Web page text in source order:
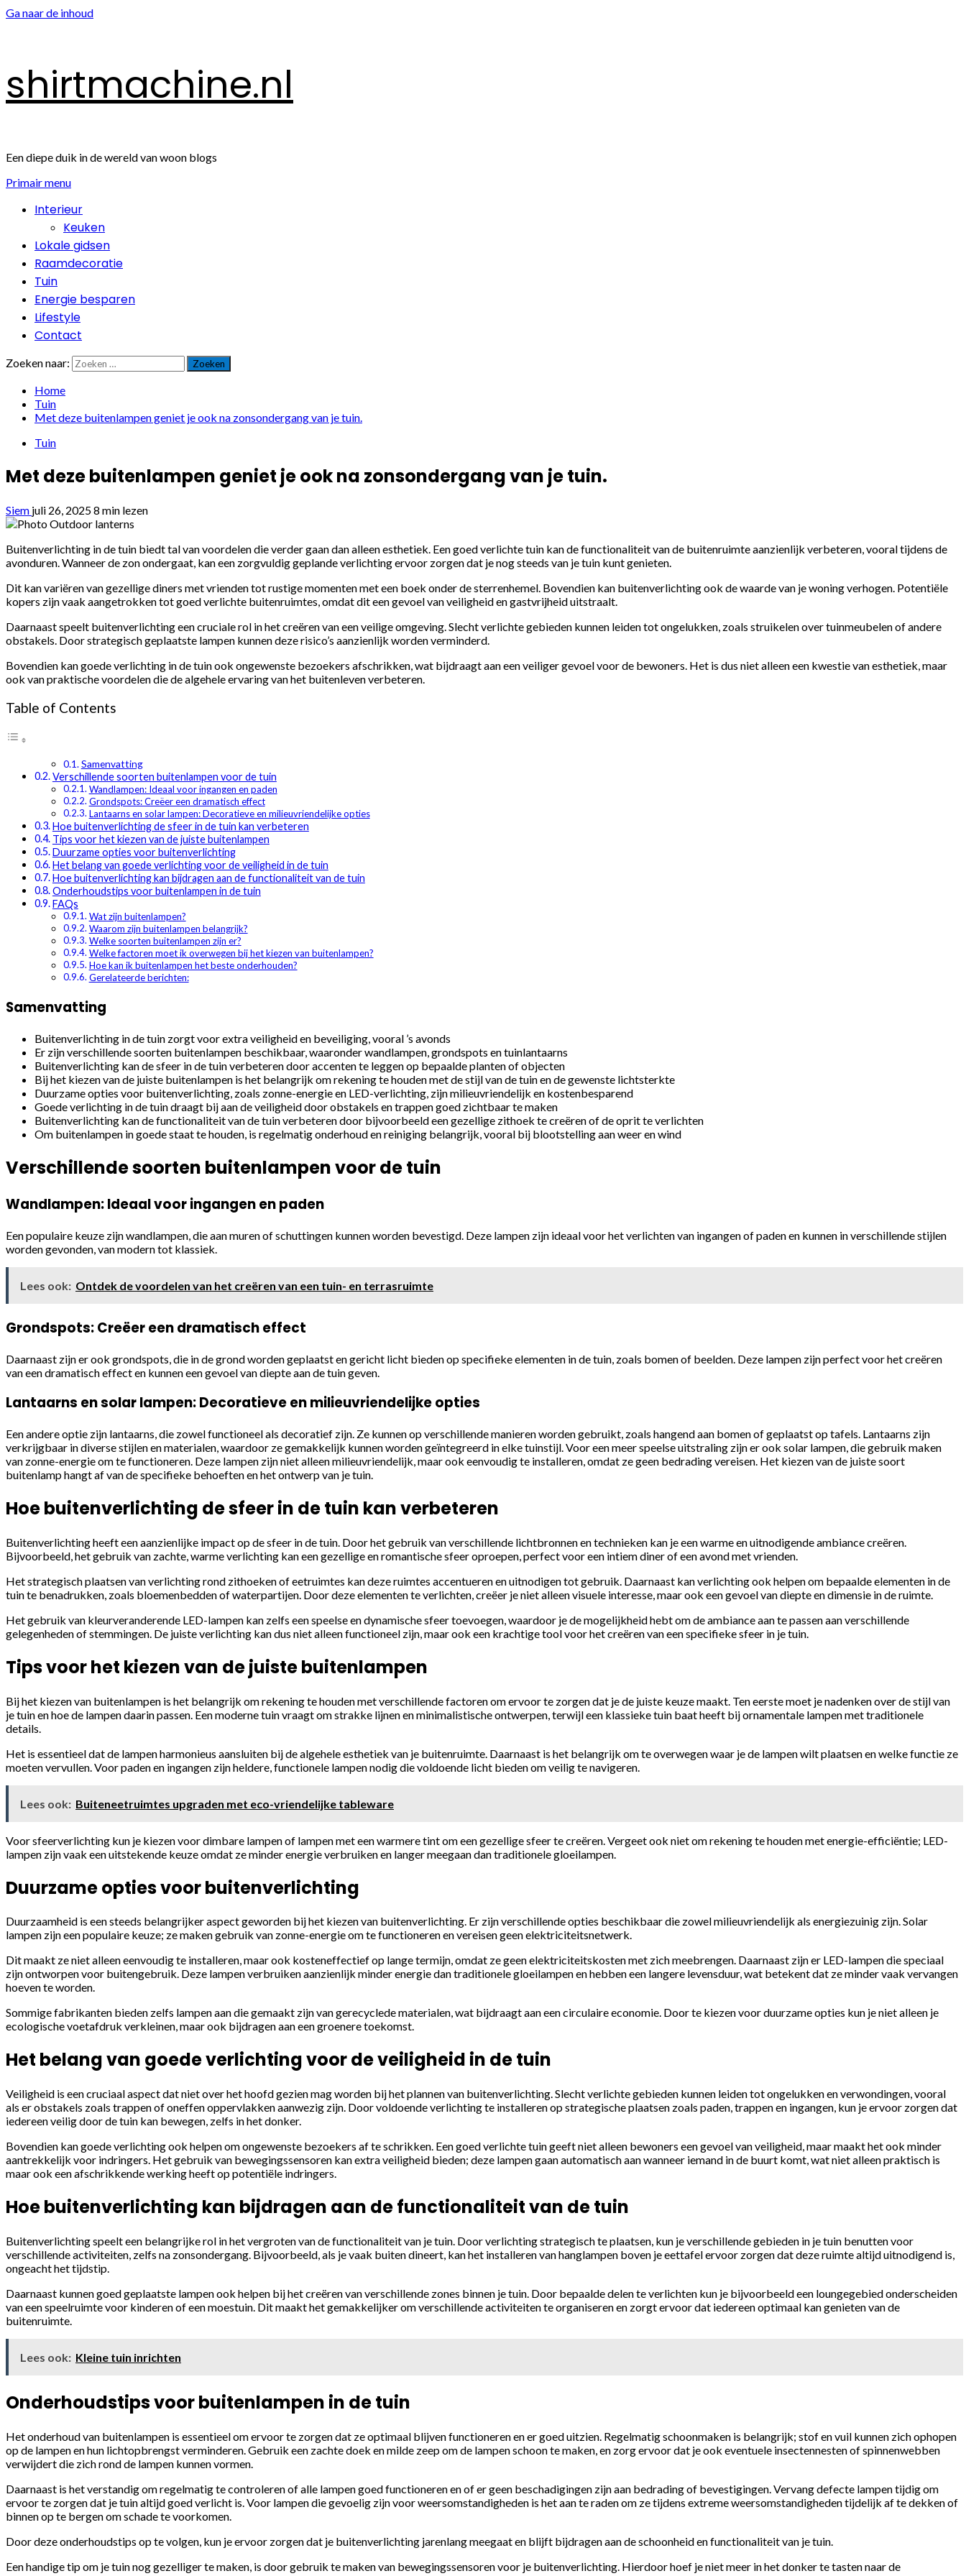
Ga naar de inhoud
shirtmachine.nl
Een diepe duik in de wereld van woon blogs
Primair menu
Interieur
Keuken
Lokale gidsen
Raamdecoratie
Tuin
Energie besparen
Lifestyle
Contact
Zoeken naar:
Home
Tuin
Met deze buitenlampen geniet je ook na zonsondergang van je tuin.
Tuin
Met deze buitenlampen geniet je ook na zonsondergang van je tuin.
Siem juli 26, 20258 min lezen
Buitenverlichting in de tuin biedt tal van voordelen die verder gaan dan alleen esthetiek. Een goed verlichte tuin kan de functionaliteit van de buitenruimte aanzienlijk verbeteren, vooral tijdens de
avonduren. Wanneer de zon ondergaat, kan een zorgvuldig geplande verlichting ervoor zorgen dat je nog steeds van je tuin kunt genieten.
Dit kan variëren van gezellige diners met vrienden tot rustige momenten met een boek onder de sterrenhemel. Bovendien kan buitenverlichting ook de waarde van je woning verhogen. Potentiële
kopers zijn vaak aangetrokken tot goed verlichte buitenruimtes, omdat dit een gevoel van veiligheid en gastvrijheid uitstraalt.
Daarnaast speelt buitenverlichting een cruciale rol in het creëren van een veilige omgeving. Slecht verlichte gebieden kunnen leiden tot ongelukken, zoals struikelen over tuinmeubelen of andere
obstakels. Door strategisch geplaatste lampen kunnen deze risico’s aanzienlijk worden verminderd.
Bovendien kan goede verlichting in de tuin ook ongewenste bezoekers afschrikken, wat bijdraagt aan een veiliger gevoel voor de bewoners. Het is dus niet alleen een kwestie van esthetiek, maar
ook van praktische voordelen die de algehele ervaring van het buitenleven verbeteren.
Table of Contents
Samenvatting
Verschillende soorten buitenlampen voor de tuin
Wandlampen: Ideaal voor ingangen en paden
Grondspots: Creëer een dramatisch effect
Lantaarns en solar lampen: Decoratieve en milieuvriendelijke opties
Hoe buitenverlichting de sfeer in de tuin kan verbeteren
Tips voor het kiezen van de juiste buitenlampen
Duurzame opties voor buitenverlichting
Het belang van goede verlichting voor de veiligheid in de tuin
Hoe buitenverlichting kan bijdragen aan de functionaliteit van de tuin
Onderhoudstips voor buitenlampen in de tuin
FAQs
Wat zijn buitenlampen?
Waarom zijn buitenlampen belangrijk?
Welke soorten buitenlampen zijn er?
Welke factoren moet ik overwegen bij het kiezen van buitenlampen?
Hoe kan ik buitenlampen het beste onderhouden?
Gerelateerde berichten:
Samenvatting
Buitenverlichting in de tuin zorgt voor extra veiligheid en beveiliging, vooral ’s avonds
Er zijn verschillende soorten buitenlampen beschikbaar, waaronder wandlampen, grondspots en tuinlantaarns
Buitenverlichting kan de sfeer in de tuin verbeteren door accenten te leggen op bepaalde planten of objecten
Bij het kiezen van de juiste buitenlampen is het belangrijk om rekening te houden met de stijl van de tuin en de gewenste lichtsterkte
Duurzame opties voor buitenverlichting, zoals zonne-energie en LED-verlichting, zijn milieuvriendelijk en kostenbesparend
Goede verlichting in de tuin draagt bij aan de veiligheid door obstakels en trappen goed zichtbaar te maken
Buitenverlichting kan de functionaliteit van de tuin verbeteren door bijvoorbeeld een gezellige zithoek te creëren of de oprit te verlichten
Om buitenlampen in goede staat te houden, is regelmatig onderhoud en reiniging belangrijk, vooral bij blootstelling aan weer en wind
Verschillende soorten buitenlampen voor de tuin
Wandlampen: Ideaal voor ingangen en paden
Een populaire keuze zijn wandlampen, die aan muren of schuttingen kunnen worden bevestigd. Deze lampen zijn ideaal voor het verlichten van ingangen of paden en kunnen in verschillende stijlen
worden gevonden, van modern tot klassiek.
Lees ook: Ontdek de voordelen van het creëren van een tuin- en terrasruimte
Grondspots: Creëer een dramatisch effect
Daarnaast zijn er ook grondspots, die in de grond worden geplaatst en gericht licht bieden op specifieke elementen in de tuin, zoals bomen of beelden. Deze lampen zijn perfect voor het creëren
van een dramatisch effect en kunnen een gevoel van diepte aan de tuin geven.
Lantaarns en solar lampen: Decoratieve en milieuvriendelijke opties
Een andere optie zijn lantaarns, die zowel functioneel als decoratief zijn. Ze kunnen op verschillende manieren worden gebruikt, zoals hangend aan bomen of geplaatst op tafels. Lantaarns zijn
verkrijgbaar in diverse stijlen en materialen, waardoor ze gemakkelijk kunnen worden geïntegreerd in elke tuinstijl. Voor een meer speelse uitstraling zijn er ook solar lampen, die gebruik maken
van zonne-energie om te functioneren. Deze lampen zijn niet alleen milieuvriendelijk, maar ook eenvoudig te installeren, omdat ze geen bedrading vereisen. Het kiezen van de juiste soort
buitenlamp hangt af van de specifieke behoeften en het ontwerp van je tuin.
Hoe buitenverlichting de sfeer in de tuin kan verbeteren
Buitenverlichting heeft een aanzienlijke impact op de sfeer in de tuin. Door het gebruik van verschillende lichtbronnen en technieken kan je een warme en uitnodigende ambiance creëren.
Bijvoorbeeld, het gebruik van zachte, warme verlichting kan een gezellige en romantische sfeer oproepen, perfect voor een intiem diner of een avond met vrienden.
Het strategisch plaatsen van verlichting rond zithoeken of eetruimtes kan deze ruimtes accentueren en uitnodigen tot gebruik. Daarnaast kan verlichting ook helpen om bepaalde elementen in de
tuin te benadrukken, zoals bloemenbedden of waterpartijen. Door deze elementen te verlichten, creëer je niet alleen visuele interesse, maar ook een gevoel van diepte en dimensie in de ruimte.
Het gebruik van kleurveranderende LED-lampen kan zelfs een speelse en dynamische sfeer toevoegen, waardoor je de mogelijkheid hebt om de ambiance aan te passen aan verschillende
gelegenheden of stemmingen. De juiste verlichting kan dus niet alleen functioneel zijn, maar ook een krachtige tool voor het creëren van een specifieke sfeer in je tuin.
Tips voor het kiezen van de juiste buitenlampen
Bij het kiezen van buitenlampen is het belangrijk om rekening te houden met verschillende factoren om ervoor te zorgen dat je de juiste keuze maakt. Ten eerste moet je nadenken over de stijl van
je tuin en hoe de lampen daarin passen. Een moderne tuin vraagt om strakke lijnen en minimalistische ontwerpen, terwijl een klassieke tuin baat heeft bij ornamentale lampen met traditionele
details.
Het is essentieel dat de lampen harmonieus aansluiten bij de algehele esthetiek van je buitenruimte. Daarnaast is het belangrijk om te overwegen waar je de lampen wilt plaatsen en welke functie ze
moeten vervullen. Voor paden en ingangen zijn heldere, functionele lampen nodig die voldoende licht bieden om veilig te navigeren.
Lees ook: Buiteneetruimtes upgraden met eco-vriendelijke tableware
Voor sfeerverlichting kun je kiezen voor dimbare lampen of lampen met een warmere tint om een gezellige sfeer te creëren. Vergeet ook niet om rekening te houden met energie-efficiëntie; LED-
lampen zijn vaak een uitstekende keuze omdat ze minder energie verbruiken en langer meegaan dan traditionele gloeilampen.
Duurzame opties voor buitenverlichting
Duurzaamheid is een steeds belangrijker aspect geworden bij het kiezen van buitenverlichting. Er zijn verschillende opties beschikbaar die zowel milieuvriendelijk als energiezuinig zijn. Solar
lampen zijn een populaire keuze; ze maken gebruik van zonne-energie om te functioneren en vereisen geen elektriciteitsnetwerk.
Dit maakt ze niet alleen eenvoudig te installeren, maar ook kosteneffectief op lange termijn, omdat ze geen elektriciteitskosten met zich meebrengen. Daarnaast zijn er LED-lampen die speciaal
zijn ontworpen voor buitengebruik. Deze lampen verbruiken aanzienlijk minder energie dan traditionele gloeilampen en hebben een langere levensduur, wat betekent dat ze minder vaak vervangen
hoeven te worden.
Sommige fabrikanten bieden zelfs lampen aan die gemaakt zijn van gerecyclede materialen, wat bijdraagt aan een circulaire economie. Door te kiezen voor duurzame opties kun je niet alleen je
ecologische voetafdruk verkleinen, maar ook bijdragen aan een groenere toekomst.
Het belang van goede verlichting voor de veiligheid in de tuin
Veiligheid is een cruciaal aspect dat niet over het hoofd gezien mag worden bij het plannen van buitenverlichting. Slecht verlichte gebieden kunnen leiden tot ongelukken en verwondingen, vooral
als er obstakels zoals trappen of oneffen oppervlakken aanwezig zijn. Door voldoende verlichting te installeren op strategische plaatsen zoals paden, trappen en ingangen, kun je ervoor zorgen dat
iedereen veilig door de tuin kan bewegen, zelfs in het donker.
Bovendien kan goede verlichting ook helpen om ongewenste bezoekers af te schrikken. Een goed verlichte tuin geeft niet alleen bewoners een gevoel van veiligheid, maar maakt het ook minder
aantrekkelijk voor indringers. Het gebruik van bewegingssensoren kan extra veiligheid bieden; deze lampen gaan automatisch aan wanneer iemand in de buurt komt, wat niet alleen praktisch is
maar ook een afschrikkende werking heeft op potentiële indringers.
Hoe buitenverlichting kan bijdragen aan de functionaliteit van de tuin
Buitenverlichting speelt een belangrijke rol in het vergroten van de functionaliteit van je tuin. Door verlichting strategisch te plaatsen, kun je verschillende gebieden in je tuin benutten voor
verschillende activiteiten, zelfs na zonsondergang. Bijvoorbeeld, als je vaak buiten dineert, kan het installeren van hanglampen boven je eettafel ervoor zorgen dat deze ruimte altijd uitnodigend is,
ongeacht het tijdstip.
Daarnaast kunnen goed geplaatste lampen ook helpen bij het creëren van verschillende zones binnen je tuin. Door bepaalde delen te verlichten kun je bijvoorbeeld een loungegebied onderscheiden
van een speelruimte voor kinderen of een moestuin. Dit maakt het gemakkelijker om verschillende activiteiten te organiseren en zorgt ervoor dat iedereen optimaal kan genieten van de
buitenruimte.
Lees ook: Kleine tuin inrichten
Onderhoudstips voor buitenlampen in de tuin
Het onderhoud van buitenlampen is essentieel om ervoor te zorgen dat ze optimaal blijven functioneren en er goed uitzien. Regelmatig schoonmaken is belangrijk; stof en vuil kunnen zich ophopen
op de lampen en hun lichtopbrengst verminderen. Gebruik een zachte doek en milde zeep om de lampen schoon te maken, en zorg ervoor dat je ook eventuele insectennesten of spinnenwebben
verwijdert die zich rond de lampen kunnen vormen.
Daarnaast is het verstandig om regelmatig te controleren of alle lampen goed functioneren en of er geen beschadigingen zijn aan bedrading of bevestigingen. Vervang defecte lampen tijdig om
ervoor te zorgen dat je tuin altijd goed verlicht is. Voor lampen die gevoelig zijn voor weersomstandigheden is het aan te raden om ze tijdens extreme weersomstandigheden tijdelijk af te dekken of
binnen op te bergen om schade te voorkomen.
Door deze onderhoudstips op te volgen, kun je ervoor zorgen dat je buitenverlichting jarenlang meegaat en blijft bijdragen aan de schoonheid en functionaliteit van je tuin.
Een handige tip om je tuin nog gezelliger te maken, is door gebruik te maken van bewegingssensoren voor je buitenverlichting. Hierdoor hoef je niet meer in het donker te tasten naar de